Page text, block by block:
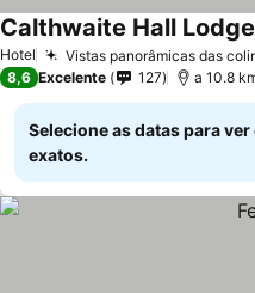
Hotel Vistas panorâmicas das
Calthwaite Hall
8,6 Excelente 127 a 10.8
Selecione as datas para
exatos.